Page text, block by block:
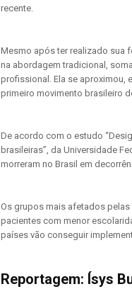
recente.
Mesmo após ter realizado sua
na abordagem tradicional,
profissional. Ela se aproximou,
primeiro movimento brasileiro
De acordo com o estudo
brasileiras”, da Universidade
morreram no Brasil em
Os grupos mais afetados
pacientes com menor
países vão conseguir
Reportagem: Ísys